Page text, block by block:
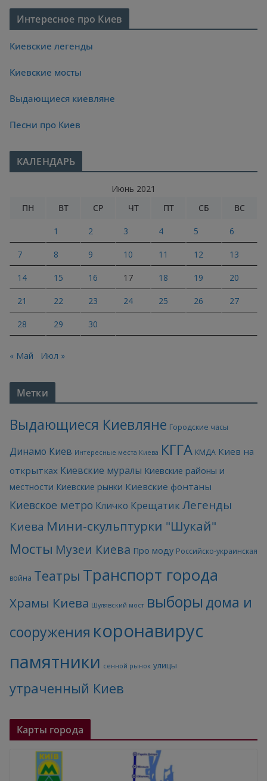
Интересное про Киев
Киевские легенды
Киевские мосты
Выдающиеся киевляне
Песни про Киев
КАЛЕНДАРЬ
Июнь 2021
ПН
ВТ СР ЧТ ПТ СБ ВС
1 2 3 4 5 6
7 8 9 10 11 12 13
14 15 16 17 18 19 20
21 22 23 24 25 26 27
28 29 30
« Май Июл »
Метки
Выдающиеся Киевляне Городские часы
Динамо Киев Интересные места Киева КГГА КМДА Киев на
открытках Киевские муралы Киевские районы и
местности Киевские рынки Киевские фонтаны
Киевское метро Кличко КрещатикЛегенды
Киева Мини-скульптурки "Шукай"
Мосты Музеи Киева Про моду Российско-украинская
война Театры Транспорт города
Храмы Киева Шулявский мост выборы дома и
сооружения коронавирус
памятники сенной рынок улицы
утраченный Киев
Карты города